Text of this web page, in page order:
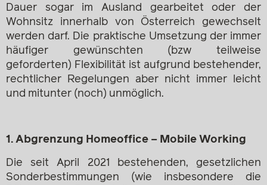
Dauer sogar im Ausland gearbeitet oder der
Wohnsitz innerhalb von Österreich gewechselt
werden darf. Die praktische Umsetzung der immer
häufiger gewünschten (bzw teilweise
geforderten) Flexibilität ist aufgrund bestehender,
rechtlicher Regelungen aber nicht immer leicht
und mitunter (noch) unmöglich.
1. Abgrenzung Homeoffice – Mobile Working
Die seit April 2021 bestehenden, gesetzlichen
Sonderbestimmungen (wie insbesondere die